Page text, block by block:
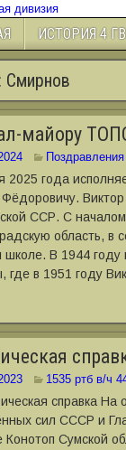
ИСТОРИЯ 4
Смирнов
майору
Поздравления
2025 года
Фёдоровичу.
ССР. С
область, в
школе. В 1944 году
где в 1951 году
1535 ртб в/ч
справка На
сил СССР и
Конотоп Сумской